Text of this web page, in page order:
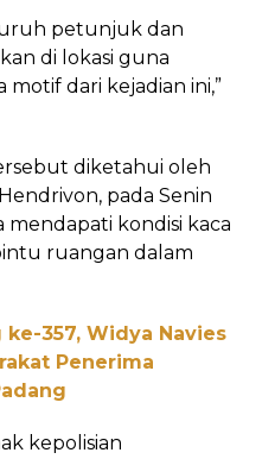
petunjuk dan
di lokasi guna
dari kejadian ini,”
diketahui oleh
pada Senin
mendapati kondisi kaca
ruangan dalam
ke-357, Widya Navies
Penerima
kepolisian